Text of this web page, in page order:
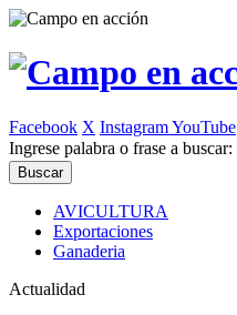
Facebook X InstagramYouTube
Ingrese palabra o frase a buscar:
AVICULTURA
Exportaciones
Ganaderia
Actualidad